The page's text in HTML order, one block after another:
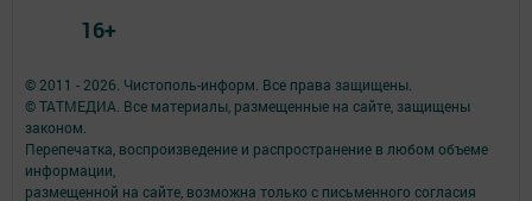
© 2011 - 2026. Чистополь-информ. Все права защищены.
© ТАТМЕДИА. Все материалы, размещенные на сайте, защищены
законом.
Перепечатка, воспроизведение и распространение в любом объеме
информации,
размещенной на сайте, возможна только с письменного согласия
16+